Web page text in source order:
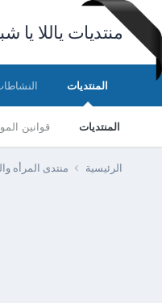
منتديات ياللا يا
المنتديات
المنتديات قوانين
الرئيسية منتدى المرأه